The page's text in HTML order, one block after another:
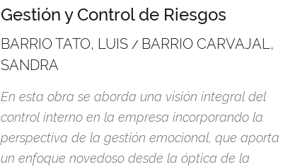
Gestión y Control de Riesgos
BARRIO TATO, LUIS / BARRIO CARVAJAL,
SANDRA
En esta obra se aborda una visión integral del
control interno en la empresa incorporando la
perspectiva de la gestión emocional, que aporta
un enfoque novedoso desde la óptica de la